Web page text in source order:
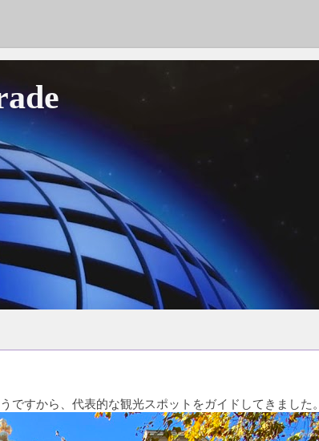
ですから、代表的な観光スポットをガイドしてきました。